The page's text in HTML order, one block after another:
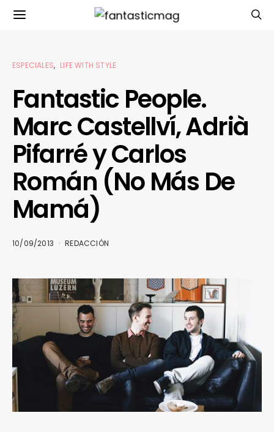
ESPECIALES LIFE WITH STYLE
Fantastic People.
Marc Castellví, Adrià
Pifarré y Carlos
Román (No Más De
Mamá)
10/09/2013 REDACCIÓN